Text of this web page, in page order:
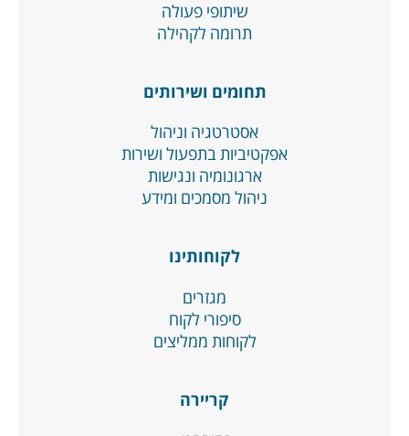
שיתופי פעולה
תרומה לקהילה
תחומים ושירותים
אסטרטגיה וניהול
אפקטיביות בתפעול ושירות
ארגונומיה ונגישות
ניהול מסמכים ומידע
לקוחותינו
מגזרים
סיפורי לקוח
לקוחות ממליצים
קריירה